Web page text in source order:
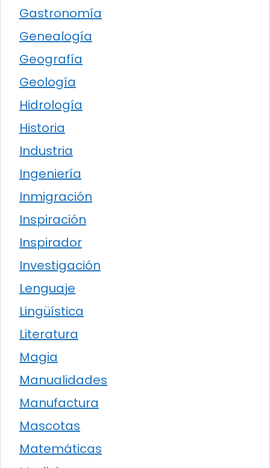
Gastronomía
Genealogía
Geografía
Geología
Hidrología
Historia
Industria
Ingeniería
Inmigración
Inspiración
Inspirador
Investigación
Lenguaje
Lingüística
Literatura
Magia
Manualidades
Manufactura
Mascotas
Matemáticas